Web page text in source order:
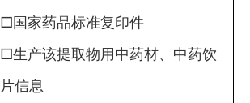
□国家药品标准复印件
□生产该提取物用中药材、中药饮
片信息